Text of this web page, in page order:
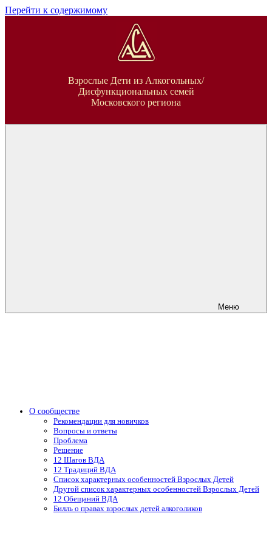
Перейти к содержимому
ВДАВзрослые Дети из Алкогольных/
Дисфункциональных семей
Московского региона
Меню
О сообществе
Рекомендации для новичков
Вопросы и ответы
Проблема
Решение
12 Шагов ВДА
12 Традиций ВДА
Список характерных особенностей Взрослых Детей
Другой список характерных особенностей Взрослых Детей
12 Обещаний ВДА
Билль о правах взрослых детей алкоголиков